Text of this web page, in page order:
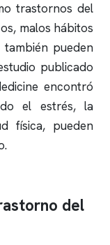
trastornos del
malos hábitos
pueden
publicado
encontró
el estrés, la
física, pueden
.
del